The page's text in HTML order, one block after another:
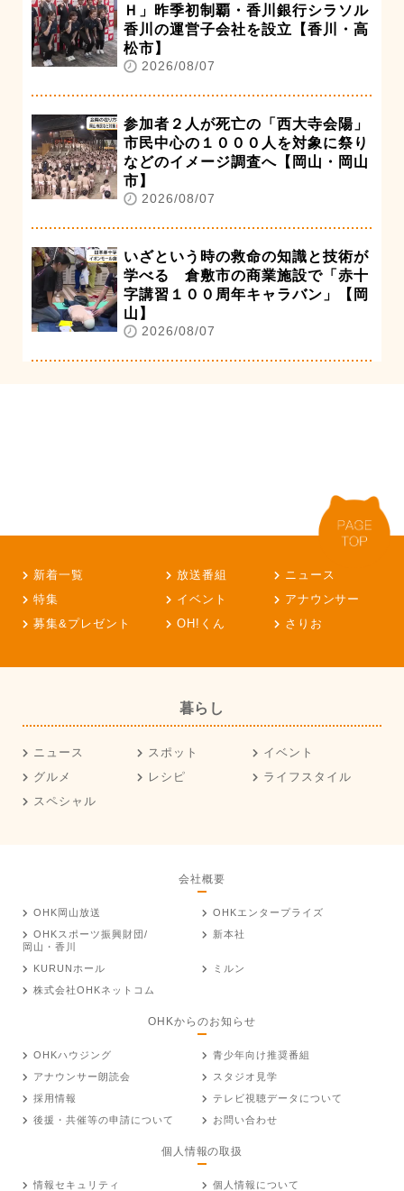
Ｈ」昨季初制覇・香川銀行シラソル
香川の運営子会社を設立【香川・高
松市】
2026/08/07
参加者２人が死亡の「西大寺会陽」
市民中心の１０００人を対象に祭り
などのイメージ調査へ【岡山・岡山
市】
2026/08/07
いざという時の救命の知識と技術が
学べる 倉敷市の商業施設で「赤十
字講習１００周年キャラバン」【岡
山】
2026/08/07
新着一覧 放送番組
ニュース
特集
イベント
アナウンサー
募集&プレゼント
OH!くん さりお
暮らし
ニュース スポット
イベント
グルメ
レシピ
ライフスタイル
スペシャル
会社概要
OHK岡山放送
OHKエンタープライズ
OHKスポーツ振興財団/
岡山・香川
新本社
KURUNホール
ミルン
株式会社OHKネットコム
OHKからのお知らせ
OHKハウジング
青少年向け推奨番組
アナウンサー朗読会
スタジオ見学
採用情報
テレビ視聴データについて
後援・共催等の申請について
お問い合わせ
個人情報の取扱
情報セキュリティ 個人情報について